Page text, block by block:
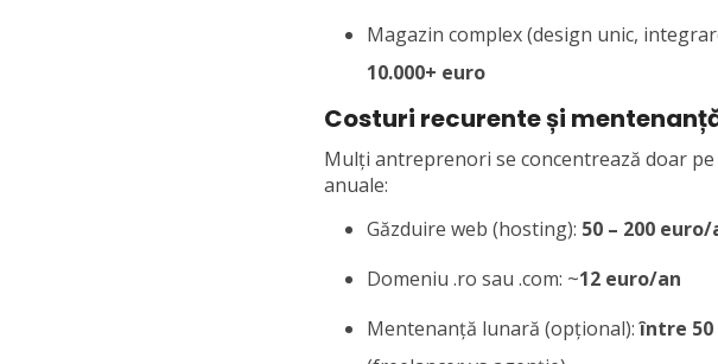
Magazin complex (design unic,
10.000+ euro
Costuri recurente și
Mulți antreprenori se concentrează doar
anuale:
Găzduire web (hosting): 50 – 200 euro/
Domeniu .ro sau .com: ~12 euro/an
Mentenanță lunară (opțional):între 50